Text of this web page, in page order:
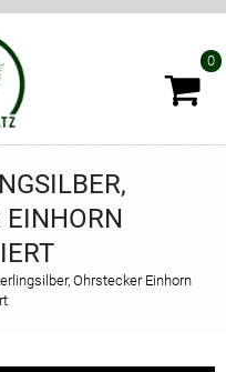
0
EINHORN
Ohrstecker Einhorn